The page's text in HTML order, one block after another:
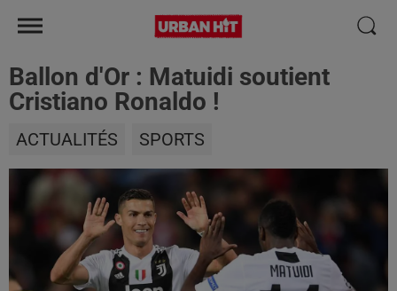
Ballon d'Or : Matuidi soutient
Cristiano Ronaldo !
ACTUALITÉS SPORTS